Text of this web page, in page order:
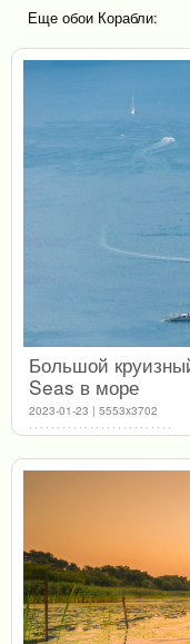
Еще обои Корабли:
Большой
Seas в море
2023-01-23 | 5553x3702